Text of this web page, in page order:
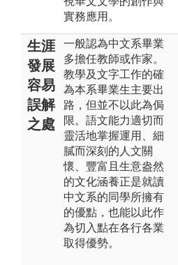
實務應用。
生涯
發展
容易
誤解
之處
一般認為中文系畢業
多擔任教師或作家。
教學及文字工作的確
為本系畢業生主要出
路，但並不以此為侷
限。語文能力適切而
靈活地掌握運用、細
膩而深刻的人文關
懷、豐富且生意盎然
的文化涵養正是就讀
中文系的同學所擁有
的優點，也能以此作
為切入點在各行各業
取得優勢。